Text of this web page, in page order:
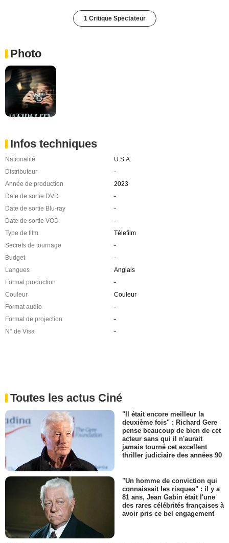
1 Critique Spectateur
Photo
Infos techniques
Nationalité
U.S.A.
Distributeur
-
Année de production
2023
Date de sortie DVD
-
Date de sortie Blu-ray
-
Date de sortie VOD
-
Type de film
Télefilm
Secrets de tournage
-
Budget
-
Langues
Anglais
Format production
-
Couleur
Couleur
Format audio
-
Format de projection
-
N° de Visa
-
Toutes les actus Ciné
"Il était encore meilleur la
deuxième fois" : Richard Gere
pense beaucoup de bien de cet
acteur sans qui il n'aurait
jamais tourné cet excellent
thriller judiciaire des années 90
"Un homme de conviction qui
connaissait les risques" : il y a
81 ans, Jean Gabin était l'une
des rares célébrités françaises à
avoir pris ce bel engagement